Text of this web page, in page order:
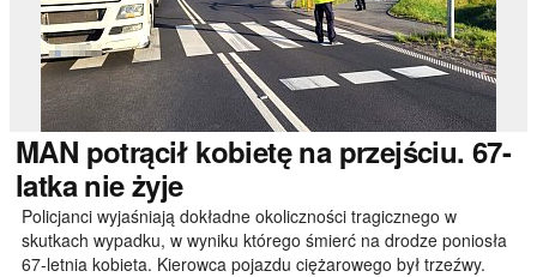
MAN potrącił kobietę na przejściu. 67-
latka nie żyje
Policjanci wyjaśniają dokładne okoliczności tragicznego w
skutkach wypadku, w wyniku którego śmierć na drodze poniosła
67-letnia kobieta. Kierowca pojazdu ciężarowego był trzeźwy.